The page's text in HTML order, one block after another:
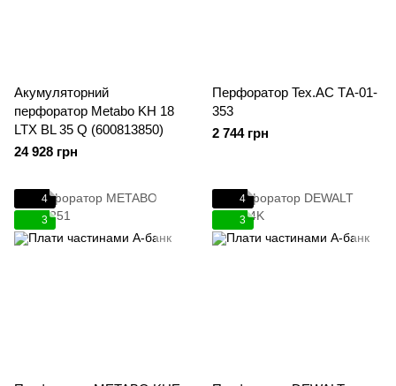
Акумуляторний
перфоратор Metabo KH 18
LTX BL 35 Q (600813850)
24 928 грн
Перфоратор Tex.AC ТА-01-
353
2 744 грн
4
3
4
3